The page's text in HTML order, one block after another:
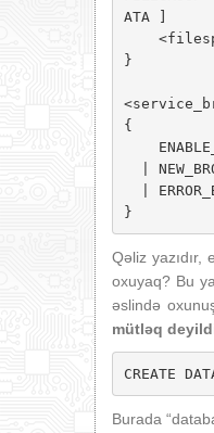
ATA ]
}
{
|
|
}
Qəliz yazıdır,
oxuyaq? Bu
əslində
mütləq
CREATE
Burada